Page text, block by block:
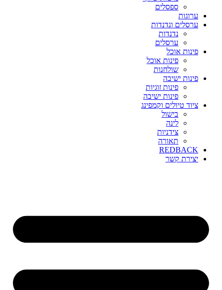
ספסלים
ערוגות
ערסלים ונדנדות
נדנדות
ערסלים
פינות אוכל
פינות אוכל
שולחנות
פינות ישיבה
פינות זוגיות
פינות ישיבה
ציוד טיולים וקמפינג
בישול
לינה
צידניות
תאורה
REDBACK
יצירת קשר